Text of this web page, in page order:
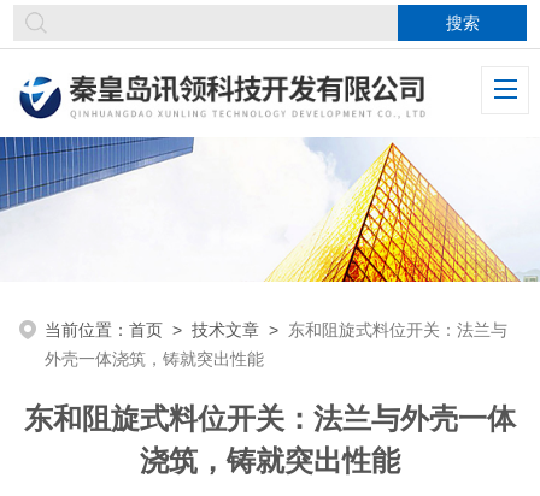
当前位置：首页 >技术文章 > 东和阻旋式料位开关：法兰与
外壳一体浇筑，铸就突出性能
东和阻旋式料位开关：法兰与外壳一体
浇筑，铸就突出性能